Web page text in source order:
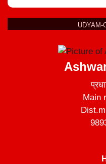
UDYAM-
Main